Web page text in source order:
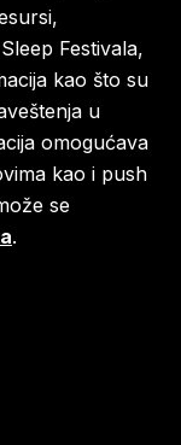
Festivala,
kao što su
u
omogućava
kao i push
se
.